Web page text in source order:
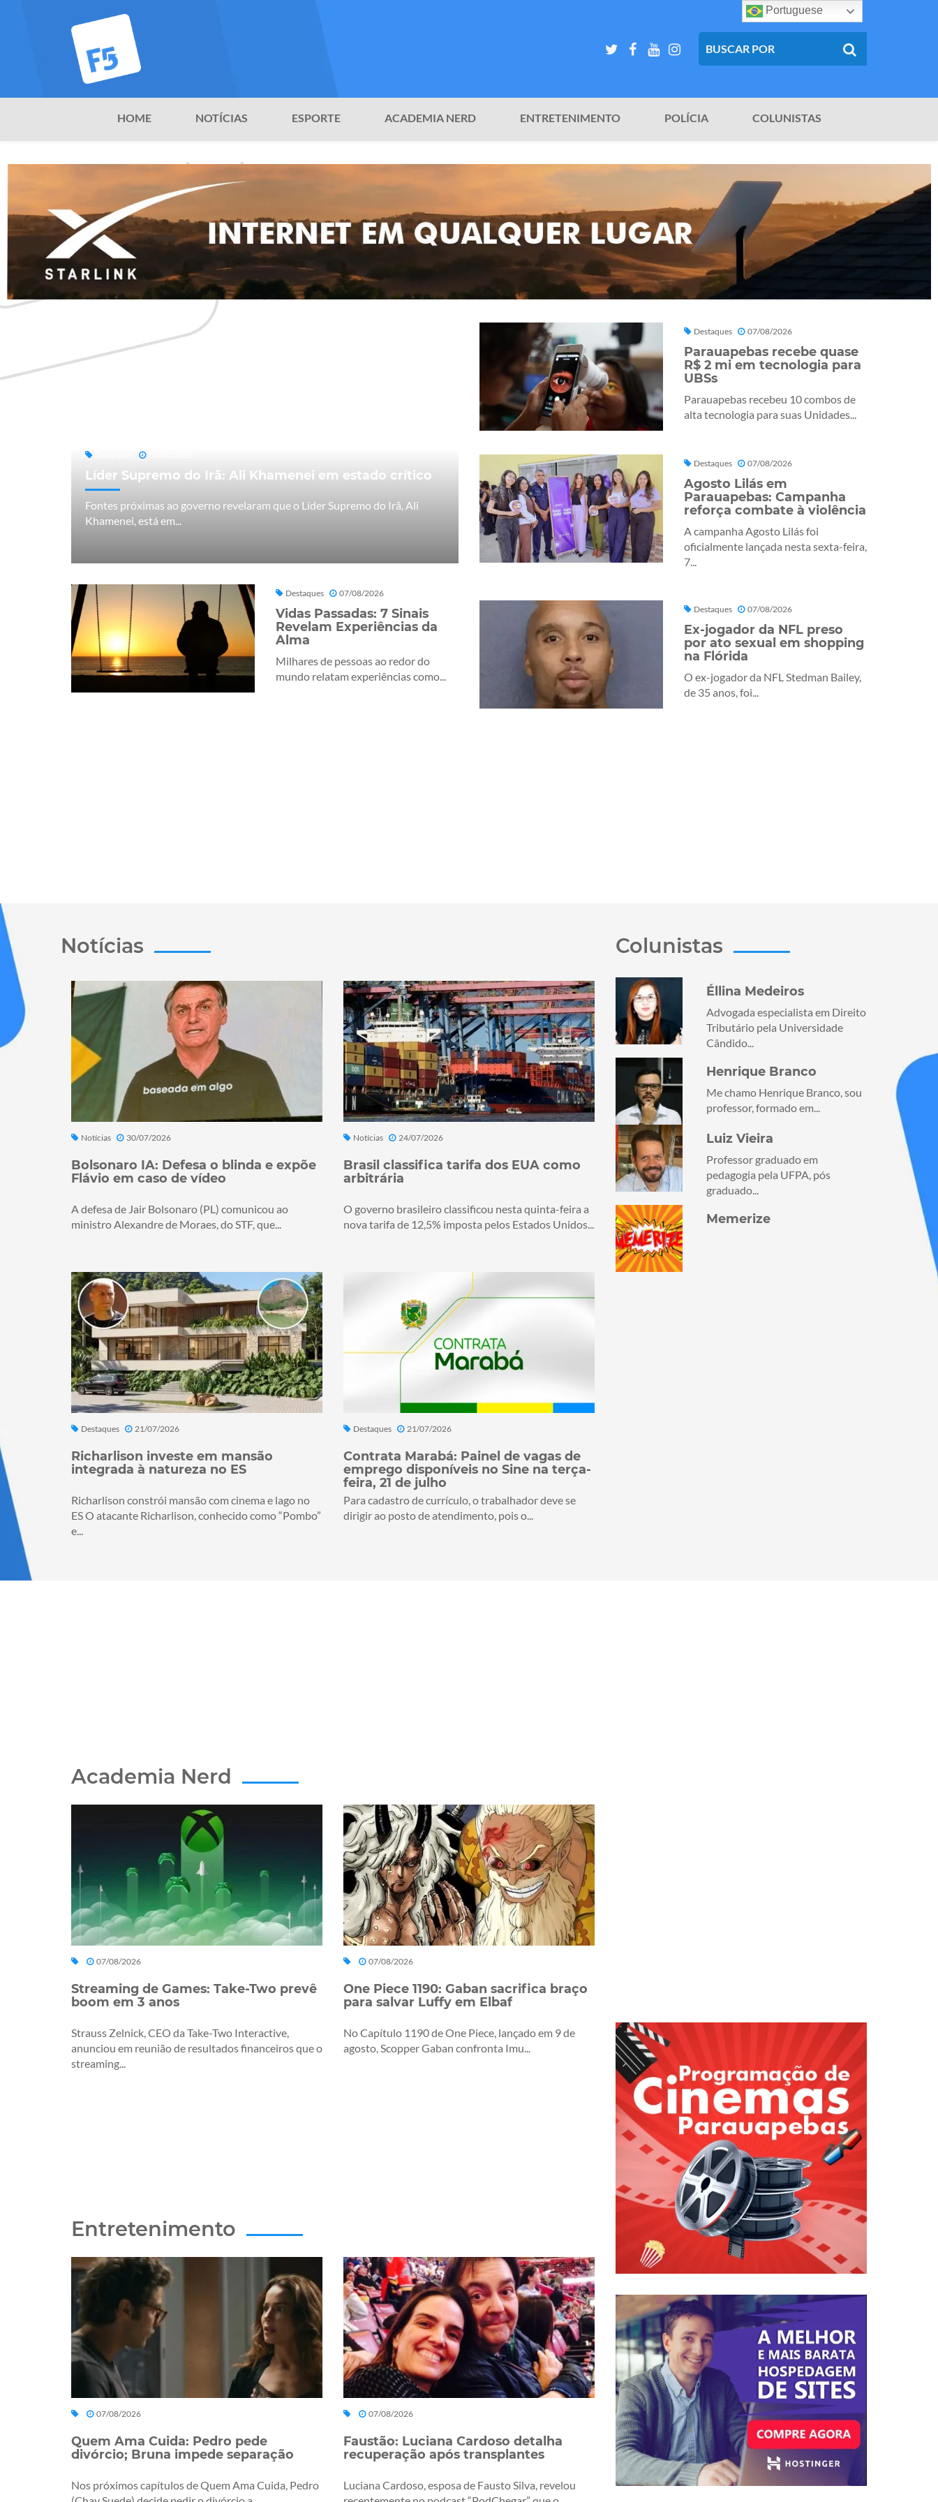
HOME NOTÍCIAS ESPORTE ACADEMIA NERD ENTRETENIMENTO POLÍCIA COLUNISTAS
Líder Supremo do Irã: Ali Khamenei em estado crítico
Fontes próximas ao governo revelaram que o Líder Supremo do Irã, Ali
Khamenei, está em...
Destaques 07/08/2026
Vidas Passadas: 7 Sinais
Revelam Experiências da
Alma
Milhares de pessoas ao redor do
mundo relatam experiências como...
Destaques 07/08/2026
Parauapebas recebe quase
R$ 2 mi em tecnologia para
UBSs
Parauapebas recebeu 10 combos de
alta tecnologia para suas Unidades...
Destaques 07/08/2026
Agosto Lilás em
Parauapebas: Campanha
reforça combate à violência
A campanha Agosto Lilás foi
oficialmente lançada nesta sexta-feira,
7...
Destaques 07/08/2026
Ex-jogador da NFL preso
por ato sexual em shopping
na Flórida
O ex-jogador da NFL Stedman Bailey,
de 35 anos, foi...
Notícias
Notícias 30/07/2026
Bolsonaro IA: Defesa o blinda e expõe
Flávio em caso de vídeo
A defesa de Jair Bolsonaro (PL) comunicou ao
ministro Alexandre de Moraes, do STF, que...
Notícias 24/07/2026
Brasil classifica tarifa dos EUA como
arbitrária
O governo brasileiro classificou nesta quinta-feira a
nova tarifa de 12,5% imposta pelos Estados Unidos...
Destaques 21/07/2026
Richarlison investe em mansão
integrada à natureza no ES
Richarlison constrói mansão com cinema e lago no
ES O atacante Richarlison, conhecido como “Pombo”
e...
Destaques 21/07/2026
Contrata Marabá: Painel de vagas de
emprego disponíveis no Sine na terça-
feira, 21 de julho
Para cadastro de currículo, o trabalhador deve se
dirigir ao posto de atendimento, pois o...
Colunistas
Éllina Medeiros
Advogada especialista em Direito
Tributário pela Universidade
Cândido...
Henrique Branco
Me chamo Henrique Branco, sou
professor, formado em...
Luiz Vieira
Professor graduado em
pedagogia pela UFPA, pós
graduado...
Memerize
Academia Nerd
07/08/2026
Streaming de Games: Take-Two prevê
boom em 3 anos
Strauss Zelnick, CEO da Take-Two Interactive,
anunciou em reunião de resultados financeiros que o
streaming...
07/08/2026
One Piece 1190: Gaban sacrifica braço
para salvar Luffy em Elbaf
No Capítulo 1190 de One Piece, lançado em 9 de
agosto, Scopper Gaban confronta Imu...
Entretenimento
07/08/2026
Quem Ama Cuida: Pedro pede
divórcio; Bruna impede separação
Nos próximos capítulos de Quem Ama Cuida, Pedro
07/08/2026
Faustão: Luciana Cardoso detalha
recuperação após transplantes
Luciana Cardoso, esposa de Fausto Silva, revelou
Portuguese